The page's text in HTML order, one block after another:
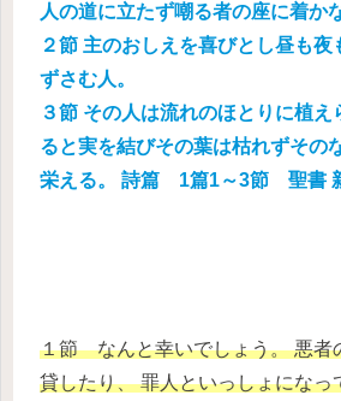
人の道に立たず嘲る者の座に着か
２節 主のおしえを喜びとし昼も夜
ずさむ人。
３節 その人は流れのほとりに植
ると実を結びその葉は枯れずその
栄える。 詩篇 1篇1～3節 聖書
１節 なんと幸いでしょう。 悪者
貸したり、 罪人といっしょになっ